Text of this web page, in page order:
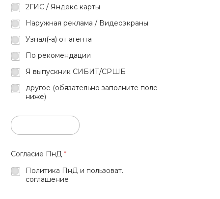
2ГИС / Яндекс карты
Наружная реклама / Видеоэкраны
Узнал(-а) от агента
По рекомендации
Я выпускник СИБИТ/СРШБ
другое (обязательно заполните поле
ниже)
Согласие ПнД *
Политика ПнД и пользоват.
соглашение